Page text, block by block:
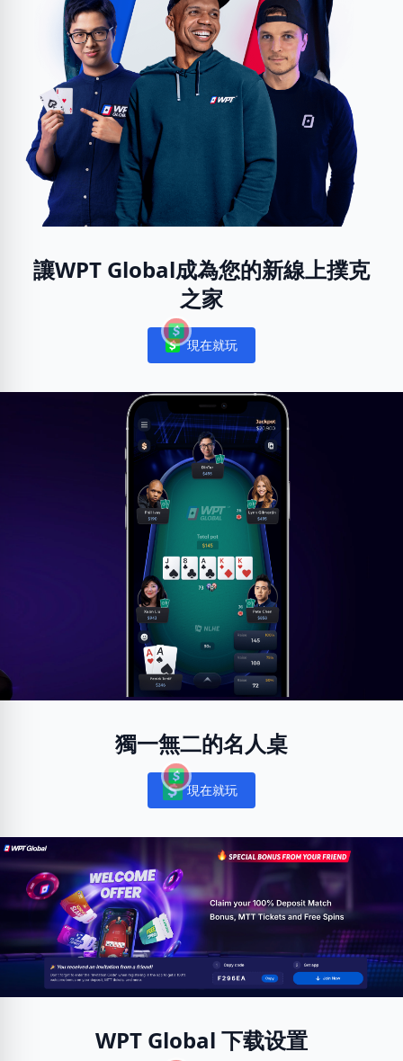
讓WPT Global成為您的新線上撲克
之家
Notifications
現在就玩
獨一無二的名人桌
Notifications
現在就玩
WPT Global 下载设置